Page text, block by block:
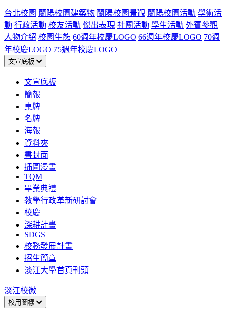
台北校園 蘭陽校園建築物 蘭陽校園景觀 蘭陽校園活動 學術活
動 行政活動 校友活動 傑出表現 社團活動 學生活動 外賓參觀
人物介紹 校園生態 60週年校慶LOGO 66週年校慶LOGO 70週
年校慶LOGO 75週年校慶LOGO
文宣底板
文宣底板
簡報
桌牌
名牌
海報
資料夾
書封面
插圖漫畫
TQM
畢業典禮
教學行政革新研討會
校慶
深耕計畫
SDGS
校務發展計畫
招生簡章
淡江大學首頁刊頭
淡江校徽
校用圖樣